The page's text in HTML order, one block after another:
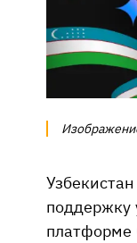
поддержку
платформе